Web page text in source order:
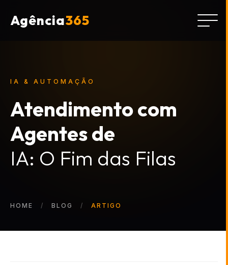
Agência365
IA & AUTOMAÇÃO
Atendimento com
Agentes de
IA: O Fim das Filas
HOME BLOG ARTIGO